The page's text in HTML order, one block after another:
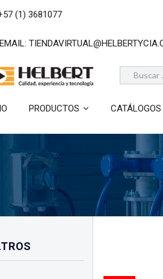
(1) 3681077
EMAIL:
PRODUCTOS